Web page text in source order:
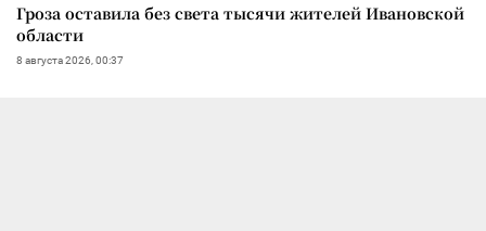
Гроза оставила без света тысячи жителей Ивановской
области
8 августа 2026, 00:37